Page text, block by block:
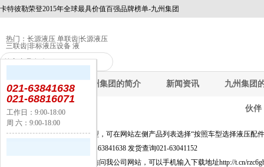
卡特彼勒荣登2015年全球最具价值百强品牌榜单-九州集团
热门： 长源液压 单联齿长源液压
三联齿非标液压设备 液
九州集团 九州集团的简介 新闻资讯 九州集团
伙伴
公告：快速选择产品及新品选型，可在网站左侧产品列表选择“按照车型选择液压配
询价选型及信息咨询021-63841638 发货查询021-63041152
为方便移动端上网客户访问我公司网站，可以手机输入下载地址http://t.cn/
021-63841638
021-68816071
工作日：9:00-18:00
周 六：9:00-18:00